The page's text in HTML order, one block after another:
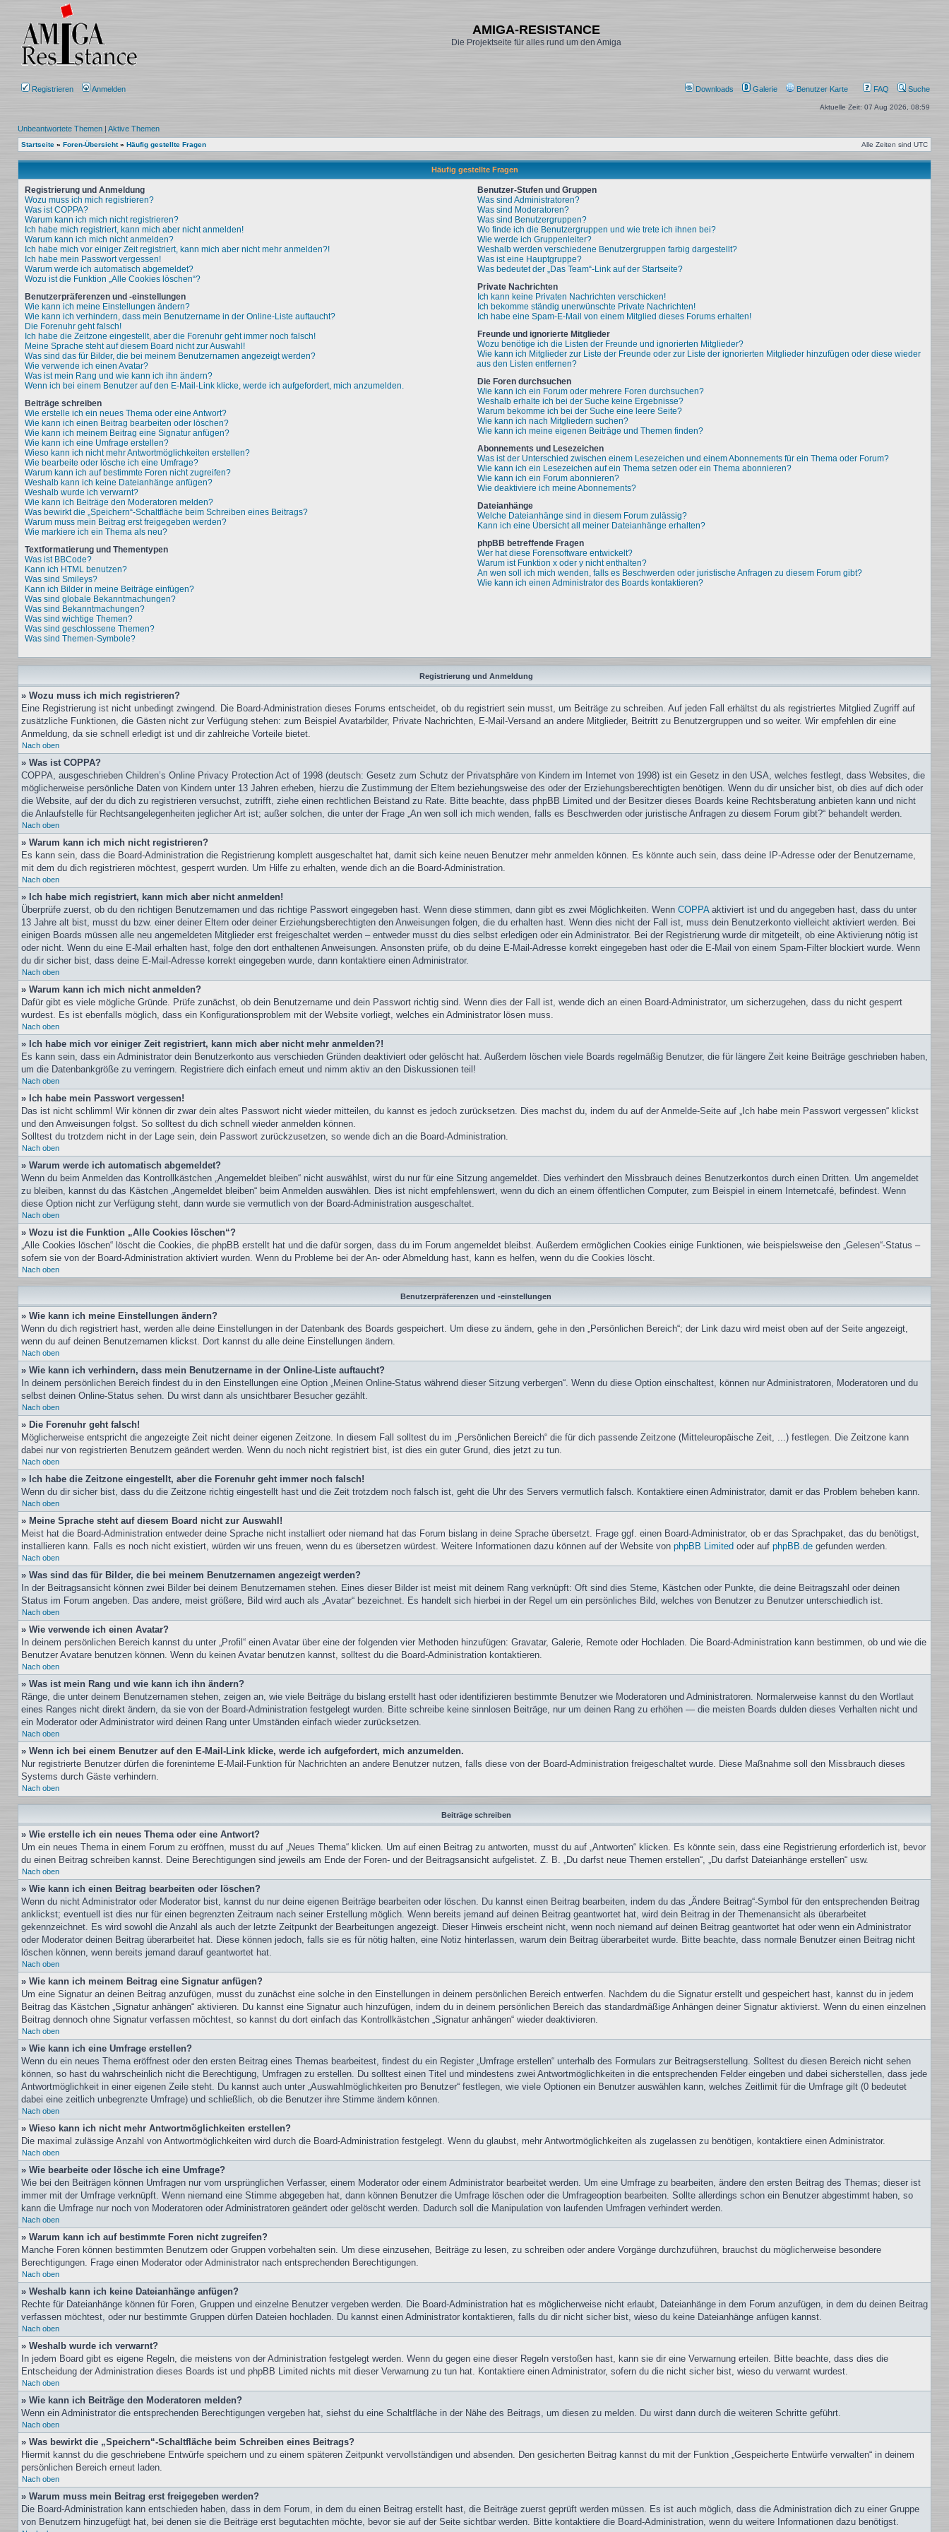
AMIGA-RESISTANCE
Die Projektseite für alles rund um den Amiga
Registrieren Anmelden Downloads Galerie Benutzer Karte FAQ Suche
Aktuelle Zeit: 07 Aug 2026, 08:59
Unbeantwortete Themen | Aktive Themen
Startseite » Foren-Übersicht» Häufig gestellte Fragen Alle Zeiten sind UTC
Häufig gestellte Fragen
Registrierung und Anmeldung
Wozu muss ich mich registrieren?
Was ist COPPA?
Warum kann ich mich nicht registrieren?
Ich habe mich registriert, kann mich aber nicht anmelden!
Warum kann ich mich nicht anmelden?
Ich habe mich vor einiger Zeit registriert, kann mich aber nicht mehr anmelden?!
Ich habe mein Passwort vergessen!
Warum werde ich automatisch abgemeldet?
Wozu ist die Funktion „Alle Cookies löschen“?
Benutzerpräferenzen und -einstellungen
Wie kann ich meine Einstellungen ändern?
Wie kann ich verhindern, dass mein Benutzername in der Online-Liste auftaucht?
Die Forenuhr geht falsch!
Ich habe die Zeitzone eingestellt, aber die Forenuhr geht immer noch falsch!
Meine Sprache steht auf diesem Board nicht zur Auswahl!
Was sind das für Bilder, die bei meinem Benutzernamen angezeigt werden?
Wie verwende ich einen Avatar?
Was ist mein Rang und wie kann ich ihn ändern?
Wenn ich bei einem Benutzer auf den E-Mail-Link klicke, werde ich aufgefordert, mich anzumelden.
Beiträge schreiben
Wie erstelle ich ein neues Thema oder eine Antwort?
Wie kann ich einen Beitrag bearbeiten oder löschen?
Wie kann ich meinem Beitrag eine Signatur anfügen?
Wie kann ich eine Umfrage erstellen?
Wieso kann ich nicht mehr Antwortmöglichkeiten erstellen?
Wie bearbeite oder lösche ich eine Umfrage?
Warum kann ich auf bestimmte Foren nicht zugreifen?
Weshalb kann ich keine Dateianhänge anfügen?
Weshalb wurde ich verwarnt?
Wie kann ich Beiträge den Moderatoren melden?
Was bewirkt die „Speichern“-Schaltfläche beim Schreiben eines Beitrags?
Warum muss mein Beitrag erst freigegeben werden?
Wie markiere ich ein Thema als neu?
Textformatierung und Thementypen
Was ist BBCode?
Kann ich HTML benutzen?
Was sind Smileys?
Kann ich Bilder in meine Beiträge einfügen?
Was sind globale Bekanntmachungen?
Was sind Bekanntmachungen?
Was sind wichtige Themen?
Was sind geschlossene Themen?
Was sind Themen-Symbole?
Benutzer-Stufen und Gruppen
Was sind Administratoren?
Was sind Moderatoren?
Was sind Benutzergruppen?
Wo finde ich die Benutzergruppen und wie trete ich ihnen bei?
Wie werde ich Gruppenleiter?
Weshalb werden verschiedene Benutzergruppen farbig dargestellt?
Was ist eine Hauptgruppe?
Was bedeutet der „Das Team“-Link auf der Startseite?
Private Nachrichten
Ich kann keine Privaten Nachrichten verschicken!
Ich bekomme ständig unerwünschte Private Nachrichten!
Ich habe eine Spam-E-Mail von einem Mitglied dieses Forums erhalten!
Freunde und ignorierte Mitglieder
Wozu benötige ich die Listen der Freunde und ignorierten Mitglieder?
Wie kann ich Mitglieder zur Liste der Freunde oder zur Liste der ignorierten Mitglieder hinzufügen oder diese wieder
aus den Listen entfernen?
Die Foren durchsuchen
Wie kann ich ein Forum oder mehrere Foren durchsuchen?
Weshalb erhalte ich bei der Suche keine Ergebnisse?
Warum bekomme ich bei der Suche eine leere Seite?
Wie kann ich nach Mitgliedern suchen?
Wie kann ich meine eigenen Beiträge und Themen finden?
Abonnements und Lesezeichen
Was ist der Unterschied zwischen einem Lesezeichen und einem Abonnements für ein Thema oder Forum?
Wie kann ich ein Lesezeichen auf ein Thema setzen oder ein Thema abonnieren?
Wie kann ich ein Forum abonnieren?
Wie deaktiviere ich meine Abonnements?
Dateianhänge
Welche Dateianhänge sind in diesem Forum zulässig?
Kann ich eine Übersicht all meiner Dateianhänge erhalten?
phpBB betreffende Fragen
Wer hat diese Forensoftware entwickelt?
Warum ist Funktion x oder y nicht enthalten?
An wen soll ich mich wenden, falls es Beschwerden oder juristische Anfragen zu diesem Forum gibt?
Wie kann ich einen Administrator des Boards kontaktieren?
Registrierung und Anmeldung
» Wozu muss ich mich registrieren?
Eine Registrierung ist nicht unbedingt zwingend. Die Board-Administration dieses Forums entscheidet, ob du registriert sein musst, um Beiträge zu schreiben. Auf jeden Fall erhältst du als registriertes Mitglied Zugriff auf
zusätzliche Funktionen, die Gästen nicht zur Verfügung stehen: zum Beispiel Avatarbilder, Private Nachrichten, E-Mail-Versand an andere Mitglieder, Beitritt zu Benutzergruppen und so weiter. Wir empfehlen dir eine
Anmeldung, da sie schnell erledigt ist und dir zahlreiche Vorteile bietet.
Nach oben
» Was ist COPPA?
COPPA, ausgeschrieben Children’s Online Privacy Protection Act of 1998 (deutsch: Gesetz zum Schutz der Privatsphäre von Kindern im Internet von 1998) ist ein Gesetz in den USA, welches festlegt, dass Websites, die
möglicherweise persönliche Daten von Kindern unter 13 Jahren erheben, hierzu die Zustimmung der Eltern beziehungsweise des oder der Erziehungsberechtigten benötigen. Wenn du dir unsicher bist, ob dies auf dich oder
die Website, auf der du dich zu registrieren versuchst, zutrifft, ziehe einen rechtlichen Beistand zu Rate. Bitte beachte, dass phpBB Limited und der Besitzer dieses Boards keine Rechtsberatung anbieten kann und nicht
die Anlaufstelle für Rechtsangelegenheiten jeglicher Art ist; außer solchen, die unter der Frage „An wen soll ich mich wenden, falls es Beschwerden oder juristische Anfragen zu diesem Forum gibt?“ behandelt werden.
Nach oben
» Warum kann ich mich nicht registrieren?
Es kann sein, dass die Board-Administration die Registrierung komplett ausgeschaltet hat, damit sich keine neuen Benutzer mehr anmelden können. Es könnte auch sein, dass deine IP-Adresse oder der Benutzername,
mit dem du dich registrieren möchtest, gesperrt wurden. Um Hilfe zu erhalten, wende dich an die Board-Administration.
Nach oben
» Ich habe mich registriert, kann mich aber nicht anmelden!
Überprüfe zuerst, ob du den richtigen Benutzernamen und das richtige Passwort eingegeben hast. Wenn diese stimmen, dann gibt es zwei Möglichkeiten. Wenn COPPAaktiviert ist und du angegeben hast, dass du unter
13 Jahre alt bist, musst du bzw. einer deiner Eltern oder deiner Erziehungsberechtigten den Anweisungen folgen, die du erhalten hast. Wenn dies nicht der Fall ist, muss dein Benutzerkonto vielleicht aktiviert werden. Bei
einigen Boards müssen alle neu angemeldeten Mitglieder erst freigeschaltet werden – entweder musst du dies selbst erledigen oder ein Administrator. Bei der Registrierung wurde dir mitgeteilt, ob eine Aktivierung nötig ist
oder nicht. Wenn du eine E-Mail erhalten hast, folge den dort enthaltenen Anweisungen. Ansonsten prüfe, ob du deine E-Mail-Adresse korrekt eingegeben hast oder die E-Mail von einem Spam-Filter blockiert wurde. Wenn
du dir sicher bist, dass deine E-Mail-Adresse korrekt eingegeben wurde, dann kontaktiere einen Administrator.
Nach oben
» Warum kann ich mich nicht anmelden?
Dafür gibt es viele mögliche Gründe. Prüfe zunächst, ob dein Benutzername und dein Passwort richtig sind. Wenn dies der Fall ist, wende dich an einen Board-Administrator, um sicherzugehen, dass du nicht gesperrt
wurdest. Es ist ebenfalls möglich, dass ein Konfigurationsproblem mit der Website vorliegt, welches ein Administrator lösen muss.
Nach oben
» Ich habe mich vor einiger Zeit registriert, kann mich aber nicht mehr anmelden?!
Es kann sein, dass ein Administrator dein Benutzerkonto aus verschieden Gründen deaktiviert oder gelöscht hat. Außerdem löschen viele Boards regelmäßig Benutzer, die für längere Zeit keine Beiträge geschrieben haben,
um die Datenbankgröße zu verringern. Registriere dich einfach erneut und nimm aktiv an den Diskussionen teil!
Nach oben
» Ich habe mein Passwort vergessen!
Das ist nicht schlimm! Wir können dir zwar dein altes Passwort nicht wieder mitteilen, du kannst es jedoch zurücksetzen. Dies machst du, indem du auf der Anmelde-Seite auf „Ich habe mein Passwort vergessen“ klickst
und den Anweisungen folgst. So solltest du dich schnell wieder anmelden können.
Solltest du trotzdem nicht in der Lage sein, dein Passwort zurückzusetzen, so wende dich an die Board-Administration.
Nach oben
» Warum werde ich automatisch abgemeldet?
Wenn du beim Anmelden das Kontrollkästchen „Angemeldet bleiben“ nicht auswählst, wirst du nur für eine Sitzung angemeldet. Dies verhindert den Missbrauch deines Benutzerkontos durch einen Dritten. Um angemeldet
zu bleiben, kannst du das Kästchen „Angemeldet bleiben“ beim Anmelden auswählen. Dies ist nicht empfehlenswert, wenn du dich an einem öffentlichen Computer, zum Beispiel in einem Internetcafé, befindest. Wenn
diese Option nicht zur Verfügung steht, dann wurde sie vermutlich von der Board-Administration ausgeschaltet.
Nach oben
» Wozu ist die Funktion „Alle Cookies löschen“?
„Alle Cookies löschen“ löscht die Cookies, die phpBB erstellt hat und die dafür sorgen, dass du im Forum angemeldet bleibst. Außerdem ermöglichen Cookies einige Funktionen, wie beispielsweise den „Gelesen“-Status –
sofern sie von der Board-Administration aktiviert wurden. Wenn du Probleme bei der An- oder Abmeldung hast, kann es helfen, wenn du die Cookies löscht.
Nach oben
Benutzerpräferenzen und -einstellungen
» Wie kann ich meine Einstellungen ändern?
Wenn du dich registriert hast, werden alle deine Einstellungen in der Datenbank des Boards gespeichert. Um diese zu ändern, gehe in den „Persönlichen Bereich“; der Link dazu wird meist oben auf der Seite angezeigt,
wenn du auf deinen Benutzernamen klickst. Dort kannst du alle deine Einstellungen ändern.
Nach oben
» Wie kann ich verhindern, dass mein Benutzername in der Online-Liste auftaucht?
In deinem persönlichen Bereich findest du in den Einstellungen eine Option „Meinen Online-Status während dieser Sitzung verbergen“. Wenn du diese Option einschaltest, können nur Administratoren, Moderatoren und du
selbst deinen Online-Status sehen. Du wirst dann als unsichtbarer Besucher gezählt.
Nach oben
» Die Forenuhr geht falsch!
Möglicherweise entspricht die angezeigte Zeit nicht deiner eigenen Zeitzone. In diesem Fall solltest du im „Persönlichen Bereich“ die für dich passende Zeitzone (Mitteleuropäische Zeit, ...) festlegen. Die Zeitzone kann
dabei nur von registrierten Benutzern geändert werden. Wenn du noch nicht registriert bist, ist dies ein guter Grund, dies jetzt zu tun.
Nach oben
» Ich habe die Zeitzone eingestellt, aber die Forenuhr geht immer noch falsch!
Wenn du dir sicher bist, dass du die Zeitzone richtig eingestellt hast und die Zeit trotzdem noch falsch ist, geht die Uhr des Servers vermutlich falsch. Kontaktiere einen Administrator, damit er das Problem beheben kann.
Nach oben
» Meine Sprache steht auf diesem Board nicht zur Auswahl!
Meist hat die Board-Administration entweder deine Sprache nicht installiert oder niemand hat das Forum bislang in deine Sprache übersetzt. Frage ggf. einen Board-Administrator, ob er das Sprachpaket, das du benötigst,
installieren kann. Falls es noch nicht existiert, würden wir uns freuen, wenn du es übersetzen würdest. Weitere Informationen dazu können auf der Website von phpBB Limited oder auf phpBB.de gefunden werden.
Nach oben
» Was sind das für Bilder, die bei meinem Benutzernamen angezeigt werden?
In der Beitragsansicht können zwei Bilder bei deinem Benutzernamen stehen. Eines dieser Bilder ist meist mit deinem Rang verknüpft: Oft sind dies Sterne, Kästchen oder Punkte, die deine Beitragszahl oder deinen
Status im Forum angeben. Das andere, meist größere, Bild wird auch als „Avatar“ bezeichnet. Es handelt sich hierbei in der Regel um ein persönliches Bild, welches von Benutzer zu Benutzer unterschiedlich ist.
Nach oben
» Wie verwende ich einen Avatar?
In deinem persönlichen Bereich kannst du unter „Profil“ einen Avatar über eine der folgenden vier Methoden hinzufügen: Gravatar, Galerie, Remote oder Hochladen. Die Board-Administration kann bestimmen, ob und wie die
Benutzer Avatare benutzen können. Wenn du keinen Avatar benutzen kannst, solltest du die Board-Administration kontaktieren.
Nach oben
» Was ist mein Rang und wie kann ich ihn ändern?
Ränge, die unter deinem Benutzernamen stehen, zeigen an, wie viele Beiträge du bislang erstellt hast oder identifizieren bestimmte Benutzer wie Moderatoren und Administratoren. Normalerweise kannst du den Wortlaut
eines Ranges nicht direkt ändern, da sie von der Board-Administration festgelegt wurden. Bitte schreibe keine sinnlosen Beiträge, nur um deinen Rang zu erhöhen — die meisten Boards dulden dieses Verhalten nicht und
ein Moderator oder Administrator wird deinen Rang unter Umständen einfach wieder zurücksetzen.
Nach oben
» Wenn ich bei einem Benutzer auf den E-Mail-Link klicke, werde ich aufgefordert, mich anzumelden.
Nur registrierte Benutzer dürfen die foreninterne E-Mail-Funktion für Nachrichten an andere Benutzer nutzen, falls diese von der Board-Administration freigeschaltet wurde. Diese Maßnahme soll den Missbrauch dieses
Systems durch Gäste verhindern.
Nach oben
Beiträge schreiben
» Wie erstelle ich ein neues Thema oder eine Antwort?
Um ein neues Thema in einem Forum zu eröffnen, musst du auf „Neues Thema“ klicken. Um auf einen Beitrag zu antworten, musst du auf „Antworten“ klicken. Es könnte sein, dass eine Registrierung erforderlich ist, bevor
du einen Beitrag schreiben kannst. Deine Berechtigungen sind jeweils am Ende der Foren- und der Beitragsansicht aufgelistet. Z. B. „Du darfst neue Themen erstellen“, „Du darfst Dateianhänge erstellen“ usw.
Nach oben
» Wie kann ich einen Beitrag bearbeiten oder löschen?
Wenn du nicht Administrator oder Moderator bist, kannst du nur deine eigenen Beiträge bearbeiten oder löschen. Du kannst einen Beitrag bearbeiten, indem du das „Ändere Beitrag“-Symbol für den entsprechenden Beitrag
anklickst; eventuell ist dies nur für einen begrenzten Zeitraum nach seiner Erstellung möglich. Wenn bereits jemand auf deinen Beitrag geantwortet hat, wird dein Beitrag in der Themenansicht als überarbeitet
gekennzeichnet. Es wird sowohl die Anzahl als auch der letzte Zeitpunkt der Bearbeitungen angezeigt. Dieser Hinweis erscheint nicht, wenn noch niemand auf deinen Beitrag geantwortet hat oder wenn ein Administrator
oder Moderator deinen Beitrag überarbeitet hat. Diese können jedoch, falls sie es für nötig halten, eine Notiz hinterlassen, warum dein Beitrag überarbeitet wurde. Bitte beachte, dass normale Benutzer einen Beitrag nicht
löschen können, wenn bereits jemand darauf geantwortet hat.
Nach oben
» Wie kann ich meinem Beitrag eine Signatur anfügen?
Um eine Signatur an deinen Beitrag anzufügen, musst du zunächst eine solche in den Einstellungen in deinem persönlichen Bereich entwerfen. Nachdem du die Signatur erstellt und gespeichert hast, kannst du in jedem
Beitrag das Kästchen „Signatur anhängen“ aktivieren. Du kannst eine Signatur auch hinzufügen, indem du in deinem persönlichen Bereich das standardmäßige Anhängen deiner Signatur aktivierst. Wenn du einen einzelnen
Beitrag dennoch ohne Signatur verfassen möchtest, so kannst du dort einfach das Kontrollkästchen „Signatur anhängen“ wieder deaktivieren.
Nach oben
» Wie kann ich eine Umfrage erstellen?
Wenn du ein neues Thema eröffnest oder den ersten Beitrag eines Themas bearbeitest, findest du ein Register „Umfrage erstellen“ unterhalb des Formulars zur Beitragserstellung. Solltest du diesen Bereich nicht sehen
können, so hast du wahrscheinlich nicht die Berechtigung, Umfragen zu erstellen. Du solltest einen Titel und mindestens zwei Antwortmöglichkeiten in die entsprechenden Felder eingeben und dabei sicherstellen, dass jede
Antwortmöglichkeit in einer eigenen Zeile steht. Du kannst auch unter „Auswahlmöglichkeiten pro Benutzer“ festlegen, wie viele Optionen ein Benutzer auswählen kann, welches Zeitlimit für die Umfrage gilt (0 bedeutet
dabei eine zeitlich unbegrenzte Umfrage) und schließlich, ob die Benutzer ihre Stimme ändern können.
Nach oben
» Wieso kann ich nicht mehr Antwortmöglichkeiten erstellen?
Die maximal zulässige Anzahl von Antwortmöglichkeiten wird durch die Board-Administration festgelegt. Wenn du glaubst, mehr Antwortmöglichkeiten als zugelassen zu benötigen, kontaktiere einen Administrator.
Nach oben
» Wie bearbeite oder lösche ich eine Umfrage?
Wie bei den Beiträgen können Umfragen nur vom ursprünglichen Verfasser, einem Moderator oder einem Administrator bearbeitet werden. Um eine Umfrage zu bearbeiten, ändere den ersten Beitrag des Themas; dieser ist
immer mit der Umfrage verknüpft. Wenn niemand eine Stimme abgegeben hat, dann können Benutzer die Umfrage löschen oder die Umfrageoption bearbeiten. Sollte allerdings schon ein Benutzer abgestimmt haben, so
kann die Umfrage nur noch von Moderatoren oder Administratoren geändert oder gelöscht werden. Dadurch soll die Manipulation von laufenden Umfragen verhindert werden.
Nach oben
» Warum kann ich auf bestimmte Foren nicht zugreifen?
Manche Foren können bestimmten Benutzern oder Gruppen vorbehalten sein. Um diese einzusehen, Beiträge zu lesen, zu schreiben oder andere Vorgänge durchzuführen, brauchst du möglicherweise besondere
Berechtigungen. Frage einen Moderator oder Administrator nach entsprechenden Berechtigungen.
Nach oben
» Weshalb kann ich keine Dateianhänge anfügen?
Rechte für Dateianhänge können für Foren, Gruppen und einzelne Benutzer vergeben werden. Die Board-Administration hat es möglicherweise nicht erlaubt, Dateianhänge in dem Forum anzufügen, in dem du deinen Beitrag
verfassen möchtest, oder nur bestimmte Gruppen dürfen Dateien hochladen. Du kannst einen Administrator kontaktieren, falls du dir nicht sicher bist, wieso du keine Dateianhänge anfügen kannst.
Nach oben
» Weshalb wurde ich verwarnt?
In jedem Board gibt es eigene Regeln, die meistens von der Administration festgelegt werden. Wenn du gegen eine dieser Regeln verstoßen hast, kann sie dir eine Verwarnung erteilen. Bitte beachte, dass dies die
Entscheidung der Administration dieses Boards ist und phpBB Limited nichts mit dieser Verwarnung zu tun hat. Kontaktiere einen Administrator, sofern du die nicht sicher bist, wieso du verwarnt wurdest.
Nach oben
» Wie kann ich Beiträge den Moderatoren melden?
Wenn ein Administrator die entsprechenden Berechtigungen vergeben hat, siehst du eine Schaltfläche in der Nähe des Beitrags, um diesen zu melden. Du wirst dann durch die weiteren Schritte geführt.
Nach oben
» Was bewirkt die „Speichern“-Schaltfläche beim Schreiben eines Beitrags?
Hiermit kannst du die geschriebene Entwürfe speichern und zu einem späteren Zeitpunkt vervollständigen und absenden. Den gesicherten Beitrag kannst du mit der Funktion „Gespeicherte Entwürfe verwalten“ in deinem
persönlichen Bereich erneut laden.
Nach oben
» Warum muss mein Beitrag erst freigegeben werden?
Die Board-Administration kann entschieden haben, dass in dem Forum, in dem du einen Beitrag erstellt hast, die Beiträge zuerst geprüft werden müssen. Es ist auch möglich, dass die Administration dich zu einer Gruppe
von Benutzern hinzugefügt hat, bei denen sie die Beiträge erst begutachten möchte, bevor sie auf der Seite sichtbar werden. Bitte kontaktiere die Board-Administration, wenn du weitere Informationen dazu benötigst.